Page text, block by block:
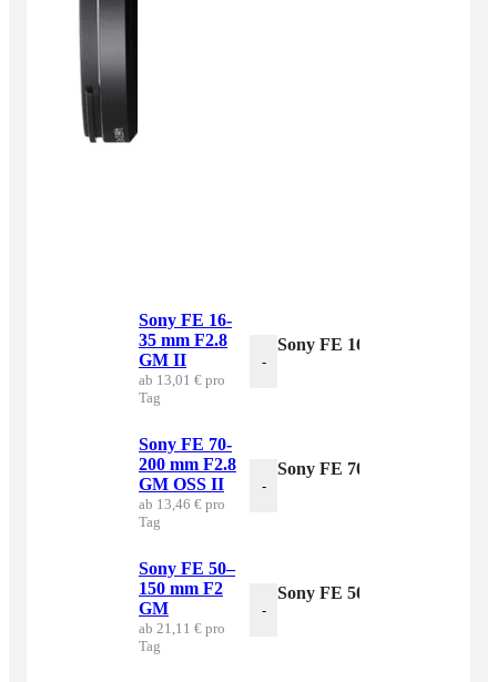
Sony FE 16-
35 mm F2.8
GM II
ab 13,01 € pro
Tag
-
Sony FE 16-35 mm F2.8
Sony FE 70-
200 mm F2.8
GM OSS II
ab 13,46 € pro
Tag
-
Sony FE 70-200 mm F2.8
Sony FE 50–
150 mm F2
GM
ab 21,11 € pro
Tag
-
Sony FE 50–150 mm F2 GM